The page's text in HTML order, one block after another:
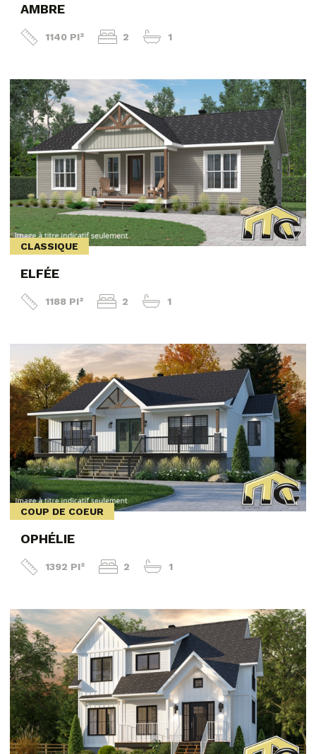
AMBRE
1140 PI² 2 1
CLASSIQUE
ELFÉE
1188 PI² 2 1
COUP DE COEUR
OPHÉLIE
1392 PI² 2 1